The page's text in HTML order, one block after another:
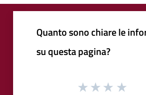
Quanto sono chiare le
su questa pagina?